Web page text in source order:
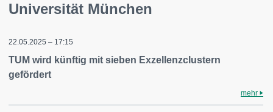
Universität München
22.05.2025 – 17:15
TUM wird künftig mit sieben Exzellenzclustern
gefördert
mehr